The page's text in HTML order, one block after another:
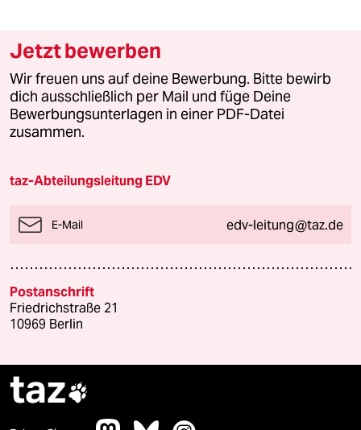
Jetzt bewerben
Wir freuen uns auf deine Bewerbung. Bitte bewirb
dich ausschließlich per Mail und füge Deine
Bewerbungsunterlagen in einer PDF-Datei
zusammen.
taz-Abteilungsleitung EDV
E-Mail edv-leitung@taz.de
Postanschrift
Friedrichstraße 21
10969 Berlin
taz